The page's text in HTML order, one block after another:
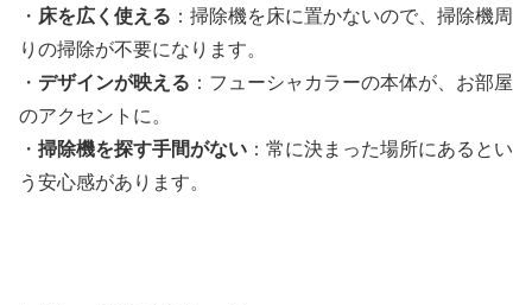
・ 床を広く使える ：掃除機を床に置かないので、掃除機周
りの掃除が不要になります。
・ デザインが映える ：フューシャカラーの本体が、お部屋
のアクセントに。
・ 掃除機を探す手間がない ：常に決まった場所にあるとい
う安心感があります。